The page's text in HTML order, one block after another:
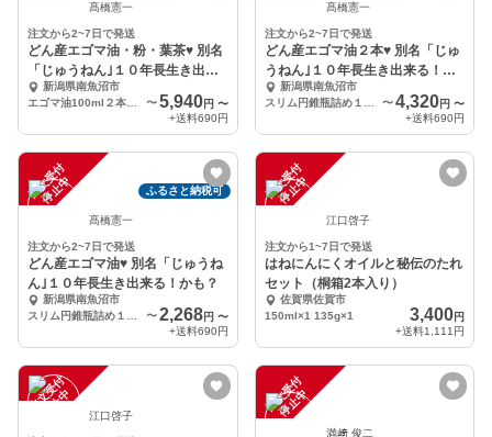
髙橋憲一
注文から2~7日で発送
どん産エゴマ油・粉・葉茶♥ 別名
「じゅうねん｣１０年長生き出来
る！かも？
新潟県南魚沼市
〜 5,940円 〜
+送料690円
髙橋憲一
注文から2~7日で発送
どん産エゴマ油２本♥ 別名「じゅ
うねん｣１０年長生き出来る！か
も？新潟県南魚沼市
〜4,320円 〜
+送料690円
注
文
受
付
停
止
中 ふるさと納税可
髙橋憲一
注文から2~7日で発送
どん産エゴマ油♥ 別名「じゅうね
ん｣１０年長生き出来る！かも？
新潟県南魚沼市
〜 2,268円 〜
+送料690円
注
文
受
付
停
止
中
江口啓子
注文から1~7日で発送
はねにんにくオイルと秘伝のたれ
セット（桐箱2本入り）
佐賀県佐賀市
150ml×1 135g×1
3,400円
+送料1,111円
注
文
受
付
停
止
中 江口啓子
注
文
受
付
停
止
中
満﨑 俊二